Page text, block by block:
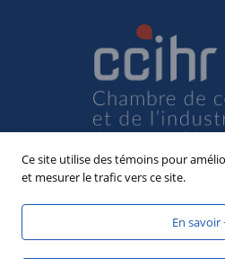
Ce site utilise des témoins pour
et mesurer le trafic vers ce site.
En savoir